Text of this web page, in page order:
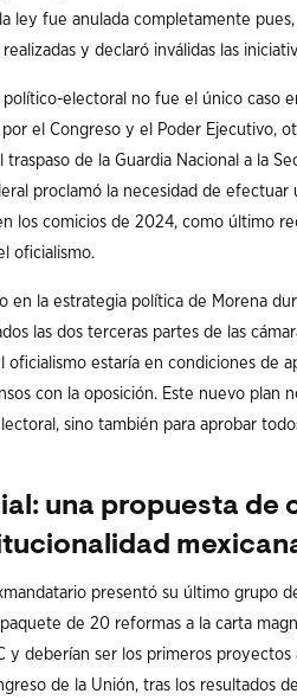
ley fue anulada completamente
y declaró inválidas las
político-electoral no fue el único caso
el Congreso y el Poder Ejecutivo,
traspaso de la Guardia Nacional a la
proclamó la necesidad de efectuar
los comicios de 2024, como último
oficialismo.
en la estrategia política de Morena
las dos terceras partes de las
oficialismo estaría en condiciones de
con la oposición. Este nuevo plan
sino también para aprobar
una propuesta de
presentó su último grupo
de 20 reformas a la carta
y deberían ser los primeros proyectos
de la Unión, tras los resultados